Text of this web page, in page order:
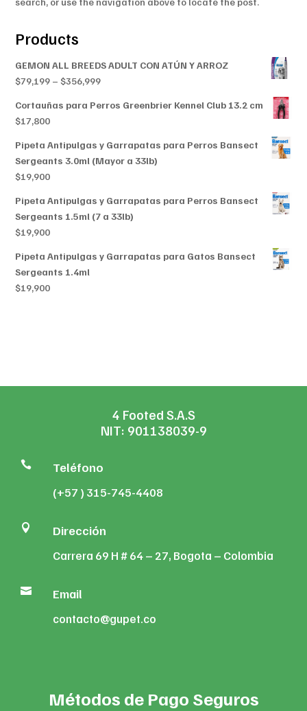
Products
GEMON ALL BREEDS ADULT CON ATÚN Y ARROZ
$79,199 – $356,999Price
$79,199
$356,999
Cortauñas para Perros Greenbrier Kennel Club 13.2 cm
$17,800
Pipeta Antipulgas y Garrapatas para Perros Bansect
Sergeants 3.0ml (Mayor a 33lb)
$19,900
Pipeta Antipulgas y Garrapatas para Perros Bansect
Sergeants 1.5ml (7 a 33lb)
$19,900
Pipeta Antipulgas y Garrapatas para Gatos Bansect
Sergeants 1.4ml
$19,900
4 Footed S.A.S
NIT: 901138039-9
 Teléfono
(+57 ) 315-745-4408
 Dirección
Carrera 69 H # 64 – 27, Bogota – Colombia
 Email
contacto@gupet.co
Métodos de Pago Seguros